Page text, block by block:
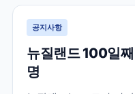
공지사항
뉴질랜드 100일
명